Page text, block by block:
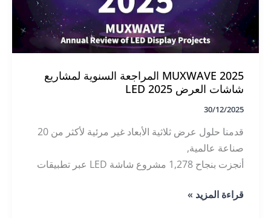
MUXWAVE 2025 المراجعة السنوية لمشاريع
شاشات العرض LED 2025
30/12/2025
قدمنا حلول عرض ثلاثية الأبعاد غير مرئية لأكثر من 20
صناعة عالمية,
أنجزت بنجاح 1,278 مشروع شاشة LED عبر تطبيقات
MUXWAVE
قراءة المزيد »